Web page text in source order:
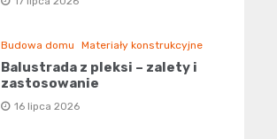
Budowa domu Materiały konstrukcyjne
Balustrada z pleksi – zalety i
zastosowanie
16 lipca 2026